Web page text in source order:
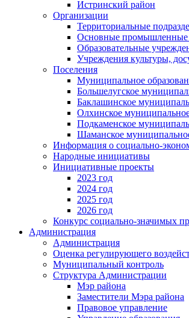
Истринский район
Организации
Территориальные
Основные промышленные
Образовательные
Учреждения культуры,
Поселения
Муниципальное
Большелугское
Баклашинское
Олхинское
Подкаменское
Шаманское
Информация о социально-
Народные инициативы
Инициативные проекты
2023 год
2024 год
2025 год
2026 год
Конкурс социально-значимых
Администрация
Администрация
Оценка регулирующего
Муниципальный контроль
Структура Администрации
Мэр района
Заместители Мэра района
Правовое управление